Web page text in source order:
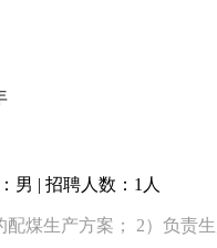
男 | 招聘人数：1人
煤生产方案； 2）负